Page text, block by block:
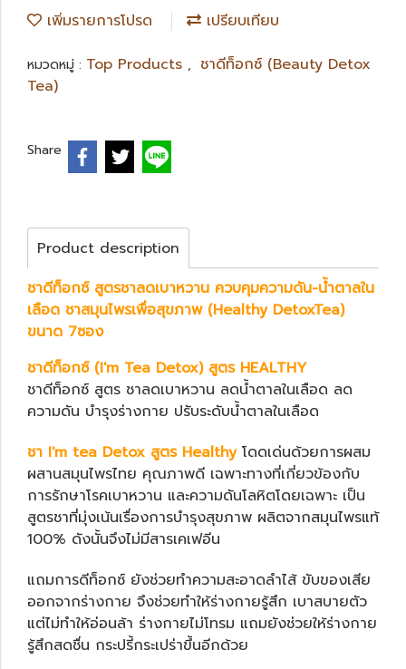
เพิ่มรายการโปรด เปรียบเทียบ
หมวดหมู่ : Top Products , ชาดีท็อกซ์ (Beauty Detox
Tea)
Share
Product description
ชาดีท็อกซ์ สูตรชาลดเบาหวาน ควบคุมความดัน-น้ำตาลใน
เลือด ชาสมุนไพรเพื่อสุขภาพ (Healthy DetoxTea)
ขนาด 7ซอง
ชาดีท็อกซ์ (I'm Tea Detox) สูตร HEALTHY
ชาดีท็อกซ์ สูตร ชาลดเบาหวาน ลดน้ำตาลในเลือด ลด
ความดัน บำรุงร่างกาย ปรับระดับน้ำตาลในเลือด
ชา I'm tea Detox สูตร Healthy โดดเด่นด้วยการผสม
ผสานสมุนไพรไทย คุณภาพดี เฉพาะทางที่เกี่ยวข้องกับ
การรักษาโรคเบาหวาน และความดันโลหิตโดยเฉพาะ เป็น
สูตรชาที่มุ่งเน้นเรื่องการบำรุงสุขภาพ ผลิตจากสมุนไพรแท้
100% ดังนั้นจึงไม่มีสารเคเฟอีน
แถมการดีท็อกซ์ ยังช่วยทำความสะอาดลำไส้ ขับของเสีย
ออกจากร่างกาย จึงช่วยทำให้ร่างกายรู้สึก เบาสบายตัว
แต่ไม่ทำให้อ่อนล้า ร่างกายไม่โทรม แถมยังช่วยให้ร่างกาย
รู้สึกสดชื่น กระปรี้กระเปร่าขึ้นอีกด้วย